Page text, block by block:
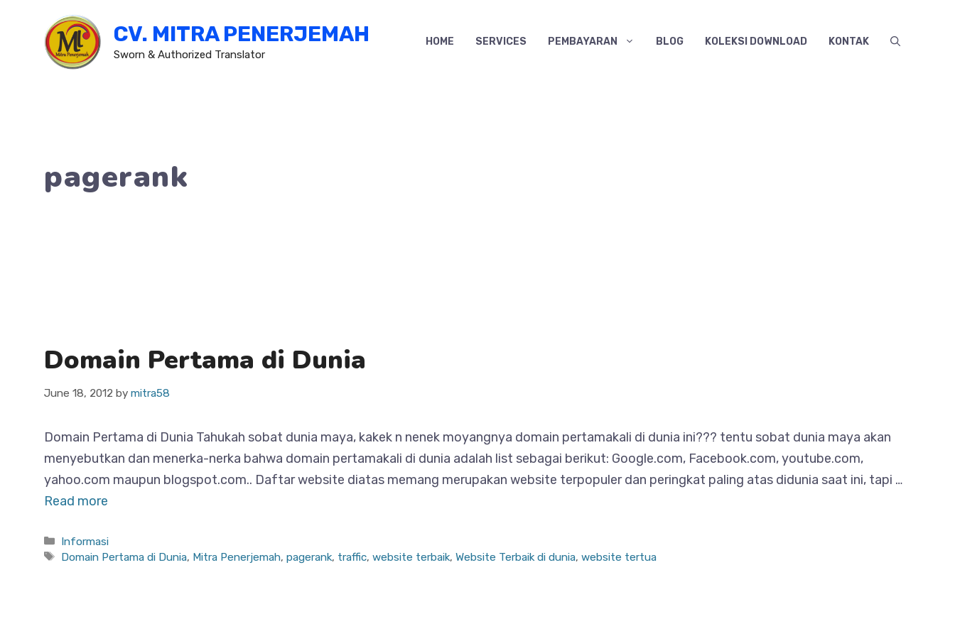
content
CV. MITRA PENERJEMAH
Sworn & Authorized Translator
HOME SERVICES PEMBAYARAN BLOG KOLEKSI DOWNLOAD KONTAK
pagerank
Domain Pertama di Dunia
June 18, 2012 by mitra58
Domain Pertama di Dunia Tahukah sobat dunia maya, kakek n nenek moyangnya domain pertamakali di dunia ini??? tentu sobat dunia maya akan
menyebutkan dan menerka-nerka bahwa domain pertamakali di dunia adalah list sebagai berikut: Google.com, Facebook.com, youtube.com,
yahoo.com maupun blogspot.com.. Daftar website diatas memang merupakan website terpopuler dan peringkat paling atas didunia saat ini, tapi …
Read more
Categories
Informasi
Tags
Domain Pertama di Dunia, Mitra Penerjemah,pagerank, traffic,website terbaik,Website Terbaik di dunia,website tertua